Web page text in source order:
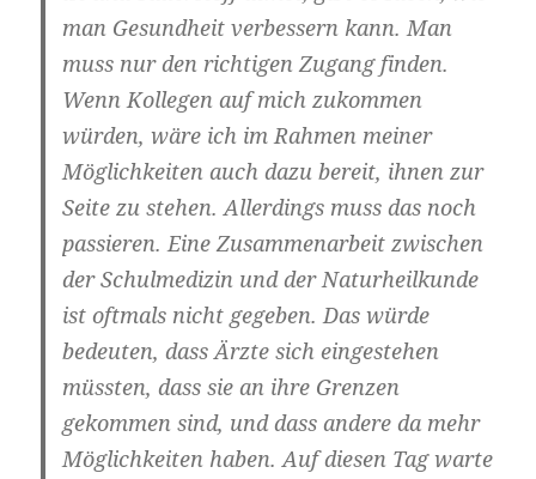
man Gesundheit verbessern kann. Man
muss nur den richtigen Zugang finden.
Wenn Kollegen auf mich zukommen
würden, wäre ich im Rahmen meiner
Möglichkeiten auch dazu bereit, ihnen zur
Seite zu stehen. Allerdings muss das noch
passieren. Eine Zusammenarbeit zwischen
der Schulmedizin und der Naturheilkunde
ist oftmals nicht gegeben. Das würde
bedeuten, dass Ärzte sich eingestehen
müssten, dass sie an ihre Grenzen
gekommen sind, und dass andere da mehr
Möglichkeiten haben. Auf diesen Tag warte